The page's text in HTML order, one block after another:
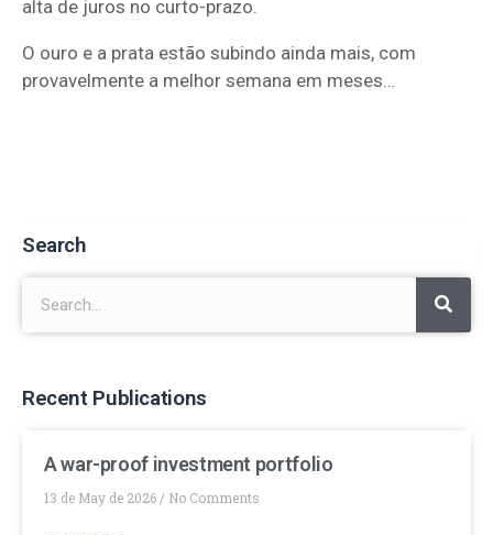
alta de juros no curto-prazo.
O ouro e a prata estão subindo ainda mais, com
provavelmente a melhor semana em meses…
Search
Recent Publications
A war-proof investment portfolio
13 de May de 2026 No Comments